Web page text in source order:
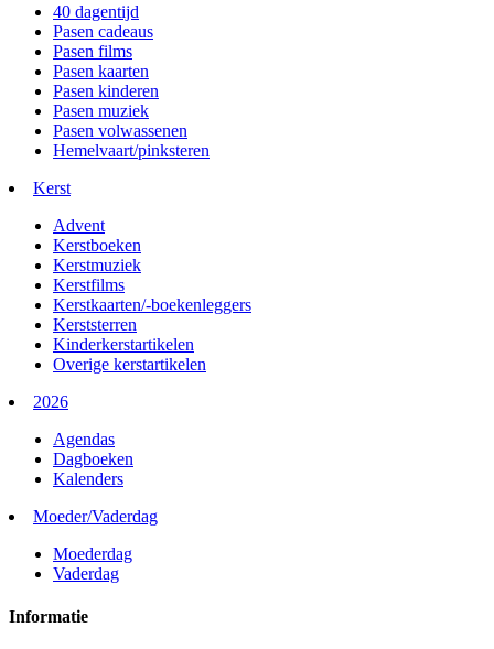
40 dagentijd
Pasen cadeaus
Pasen films
Pasen kaarten
Pasen kinderen
Pasen muziek
Pasen volwassenen
Hemelvaart/pinksteren
Kerst
Advent
Kerstboeken
Kerstmuziek
Kerstfilms
Kerstkaarten/-boekenleggers
Kerststerren
Kinderkerstartikelen
Overige kerstartikelen
2026
Agendas
Dagboeken
Kalenders
Moeder/Vaderdag
Moederdag
Vaderdag
Informatie